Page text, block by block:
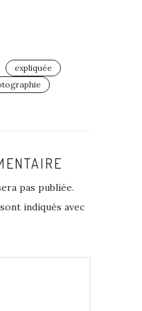
expliquée
pas publiée.
indiqués avec